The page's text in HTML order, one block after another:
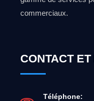
commerciaux.
CONTACT
Téléphone: